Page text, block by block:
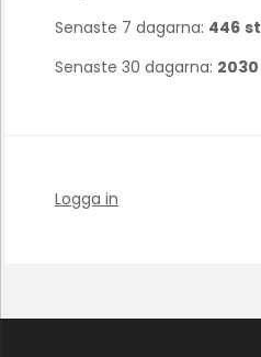
Senaste 7 dagarna: 446 st
Senaste 30 dagarna: 2030
Logga in